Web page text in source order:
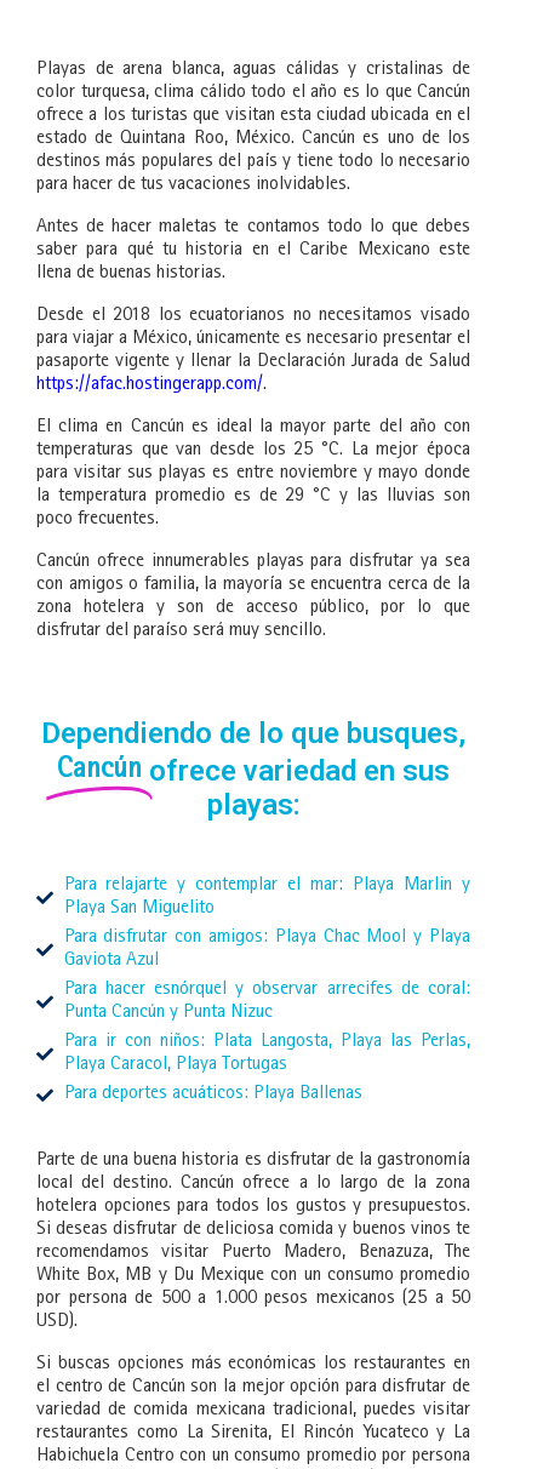
Playas de arena blanca, aguas cálidas y cristalinas de
color turquesa, clima cálido todo el año es lo que Cancún
ofrece a los turistas que visitan esta ciudad ubicada en el
estado de Quintana Roo, México. Cancún es uno de los
destinos más populares del país y tiene todo lo necesario
para hacer de tus vacaciones inolvidables.
Antes de hacer maletas te contamos todo lo que debes
saber para qué tu historia en el Caribe Mexicano este
llena de buenas historias.
Desde el 2018 los ecuatorianos no necesitamos visado
para viajar a México, únicamente es necesario presentar el
pasaporte vigente y llenar la Declaración Jurada de Salud
https://afac.hostingerapp.com/.
El clima en Cancún es ideal la mayor parte del año con
temperaturas que van desde los 25 °C. La mejor época
para visitar sus playas es entre noviembre y mayo donde
la temperatura promedio es de 29 °C y las lluvias son
poco frecuentes.
Cancún ofrece innumerables playas para disfrutar ya sea
con amigos o familia, la mayoría se encuentra cerca de la
zona hotelera y son de acceso público, por lo que
disfrutar del paraíso será muy sencillo.
Dependiendo de lo que busques,
Cancún ofrece variedad en sus
playas:
Para relajarte y contemplar el mar: Playa Marlin y
Playa San Miguelito
Para disfrutar con amigos: Playa Chac Mool y Playa
Gaviota Azul
Para hacer esnórquel y observar arrecifes de coral:
Punta Cancún y Punta Nizuc
Para ir con niños: Plata Langosta, Playa las Perlas,
Playa Caracol, Playa Tortugas
Para deportes acuáticos: Playa Ballenas
Parte de una buena historia es disfrutar de la gastronomía
local del destino. Cancún ofrece a lo largo de la zona
hotelera opciones para todos los gustos y presupuestos.
Si deseas disfrutar de deliciosa comida y buenos vinos te
recomendamos visitar Puerto Madero, Benazuza, The
White Box, MB y Du Mexique con un consumo promedio
por persona de 500 a 1.000 pesos mexicanos (25 a 50
USD).
Si buscas opciones más económicas los restaurantes en
el centro de Cancún son la mejor opción para disfrutar de
variedad de comida mexicana tradicional, puedes visitar
restaurantes como La Sirenita, El Rincón Yucateco y La
Habichuela Centro con un consumo promedio por persona